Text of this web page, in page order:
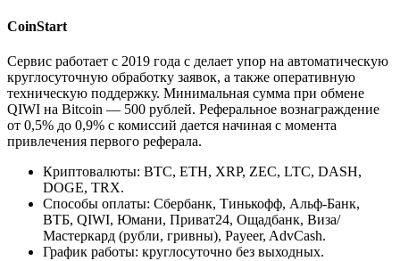
CoinStart
Сервис работает с 2019 года с делает упор на автоматическую
круглосуточную обработку заявок, а также оперативную
техническую поддержку. Минимальная сумма при обмене
QIWI на Bitcoin — 500 рублей. Реферальное вознаграждение
от 0,5% до 0,9% с комиссий дается начиная с момента
привлечения первого реферала.
Криптовалюты: BTC, ETH, XRP, ZEC, LTC, DASH,
DOGE, TRX.
Способы оплаты: Сбербанк, Тинькофф, Альф-Банк,
ВТБ, QIWI, Юмани, Приват24, Ощадбанк, Виза/
Мастеркард (рубли, гривны), Payeer, AdvCash.
График работы: круглосуточно без выходных.